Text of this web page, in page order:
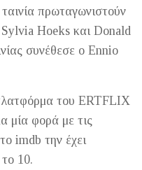
πρωταγωνιστούν
Hoeks και Donald
συνέθεσε ο Ennio
του ERTFLIX
μία φορά με τις
imdb την έχει
10.